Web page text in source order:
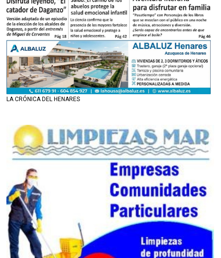
LA CRÓNICA DEL HENARES